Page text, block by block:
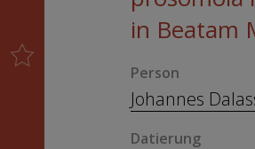
in Beatam
Person
Johannes
Datierung